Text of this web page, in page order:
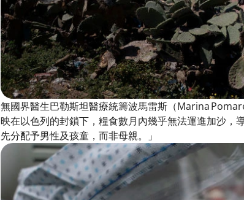
無國界醫生巴勒斯坦醫療統籌波馬雷斯（Marina
映在以色列的封鎖下，糧食數月內幾乎無法運進加沙，
先分配予男性及孩童，而非母親。」